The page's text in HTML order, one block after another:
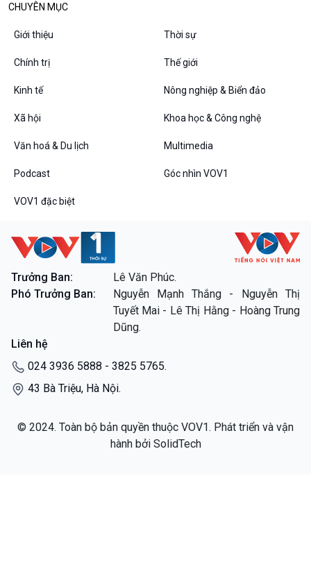
CHUYÊN MỤC
Giới thiệu Thời sự
Chính trị Thế giới
Kinh tế Nông nghiệp & Biển đảo
Xã hội Khoa học & Công nghệ
Văn hoá & Du lịch Multimedia
Podcast Góc nhìn VOV1
VOV1 đặc biệt
Trưởng Ban:
Lê Văn Phúc.
Phó Trưởng Ban:
Nguyễn Mạnh Thắng - Nguyễn Thị
Tuyết Mai - Lê Thị Hằng - Hoàng Trung
Dũng.
Liên hệ
024 3936 5888 - 3825 5765.
43 Bà Triệu, Hà Nội.
© 2024. Toàn bộ bản quyền thuộc VOV1. Phát triển và vận
hành bởi SolidTech